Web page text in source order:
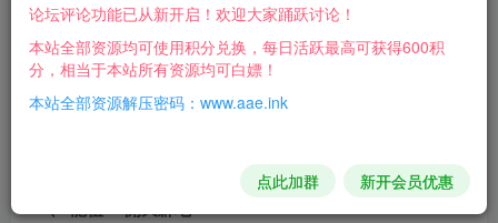
宇宙神龙 包含 龍祖·＜萬物繁生＞ 、 龍祖·＜眾生死亡
＞ 、 龍祖·＜開天辟地＞
论坛评论功能已从新开启！欢迎大家踊跃讨论！
本站全部资源均可使用积分兑换，每日活跃最高可获得600积
分，相当于本站所有资源均可白嫖！
本站全部资源解压密码：www.aae.ink
点此加群 新开会员优惠